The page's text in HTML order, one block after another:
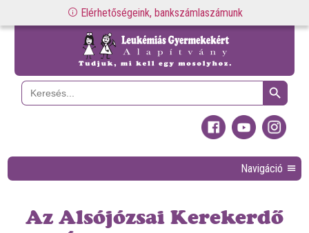
Elérhetőségeink, bankszámlaszámunk
Search
for:
Search Button
Navigáció
Az Alsójózsai Kerekerdő